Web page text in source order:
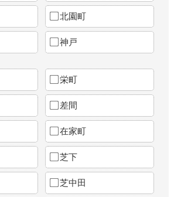
北園町
神戸
栄町
差間
在家町
芝下
芝中田